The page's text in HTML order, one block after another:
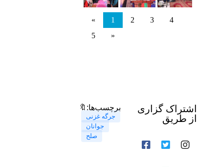
« 1 2 3
4
5
»
🔖برچسب‌ها:
جرگه غزنی
جوانان
صلح
اشتراک گزاری
از طریق